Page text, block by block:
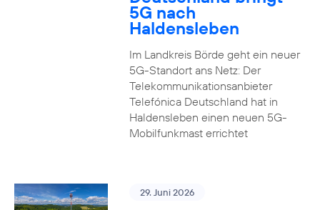
5G nach
Haldensleben
Im Landkreis Börde geht ein neuer
5G-Standort ans Netz: Der
Telekommunikationsanbieter
Telefónica Deutschland hat in
Haldensleben einen neuen 5G-
Mobilfunkmast errichtet
29. Juni 2026